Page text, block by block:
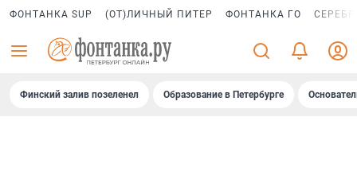
ФОНТАНКА SUP (ОТ)ЛИЧНЫЙ ПИТЕР ФОНТАНКА ГО
Финский залив позеленел Образование в Петербурге